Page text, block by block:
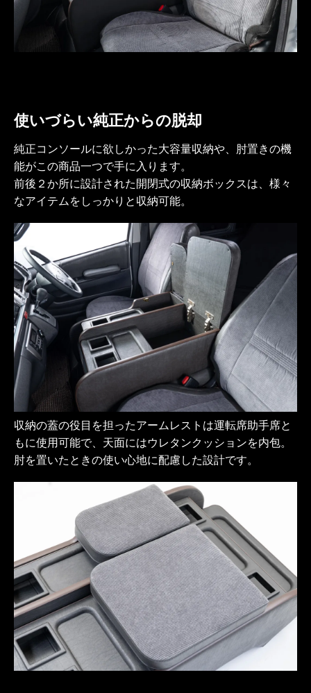
使いづらい純正からの脱却
純正コンソールに欲しかった大容量収納や、肘置きの機
能がこの商品一つで手に入ります。
前後２か所に設計された開閉式の収納ボックスは、様々
なアイテムをしっかりと収納可能。
収納の蓋の役目を担ったアームレストは運転席助手席と
もに使用可能で、天面にはウレタンクッションを内包。
肘を置いたときの使い心地に配慮した設計です。